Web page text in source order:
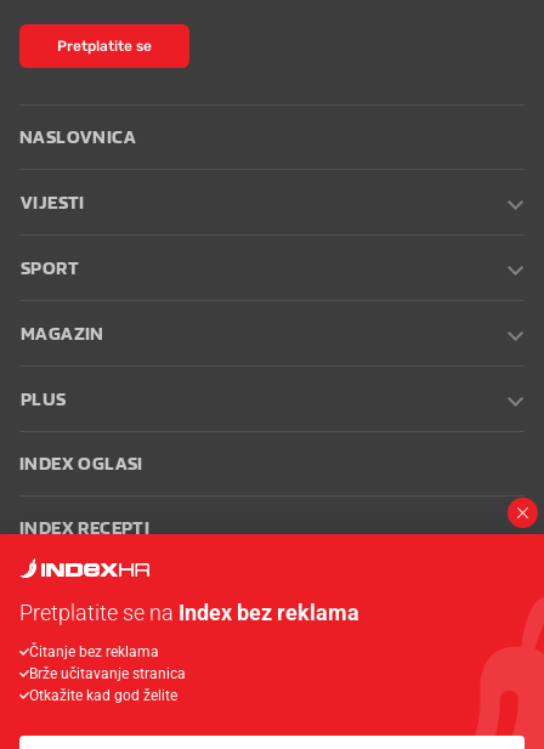
Pretplatite se
NASLOVNICA
VIJESTI
SPORT
MAGAZIN
PLUS
INDEX OGLASI
INDEX RECEPTI
Oglašavanje Zaposli se na Indexu
korištenja
Postavke kolačića
Pretplatite se na Index bez reklama
Čitanje bez reklama
Brže učitavanje stranica
Otkažite kad god želite